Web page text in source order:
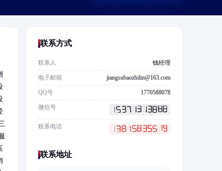
联系方式
联系人 钱经理
电子邮箱 jiangsubaozhilin@163.com
QQ号 1770588078
微信号
联系电话
联系地址